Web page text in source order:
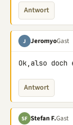
Antwort
J JeromyoGast
Ok,also
Antwort
SF Stefan F.Gast